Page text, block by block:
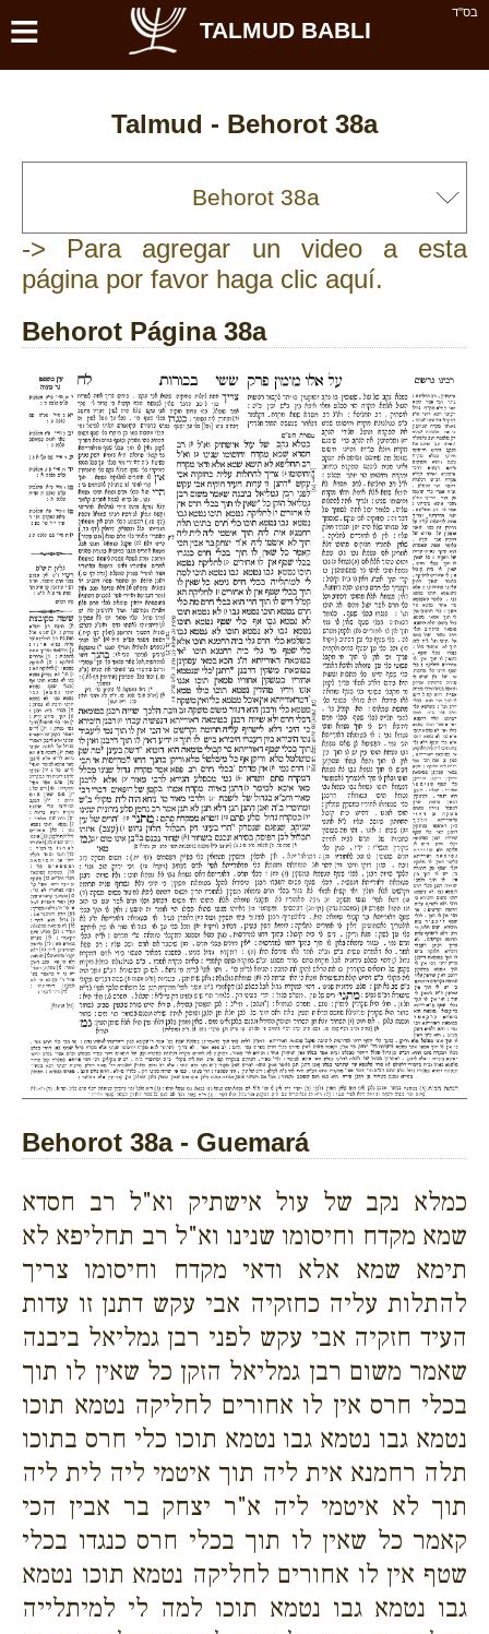
בס''ד ≡ TALMUD BABLI
Talmud - Behorot 38a
-> Para agregar un video a esta
página por favor haga clic aquí.
Behorot Página 38a
Behorot 38a - Guemará
כמלא נקב של עול אישתיק וא"ל רב חסדא
שמא מקדח וחיסומו שנינו וא"ל רב תחליפא לא
תימא שמא אלא ודאי מקדח וחיסומו צריך
להתלות עליה כחזקיה אבי עקש דתנן זו עדות
העיד חזקיה אבי עקש לפני רבן גמליאל ביבנה
שאמר משום רבן גמליאל הזקן כל שאין לו תוך
בכלי חרס אין לו אחורים לחליקה נטמא תוכו
נטמא גבו נטמא גבו נטמא תוכו כלי חרס בתוכו
תלה רחמנא אית ליה תוך איטמי ליה לית ליה
תוך לא איטמי ליה א"ר יצחק בר אבין הכי
קאמר כל שאין לו תוך בכלי חרס כנגדו בכלי
שטף אין לו אחורים לחליקה נטמא תוכו נטמא
גבו נטמא גבו נטמא תוכו למה לי למיתלייה